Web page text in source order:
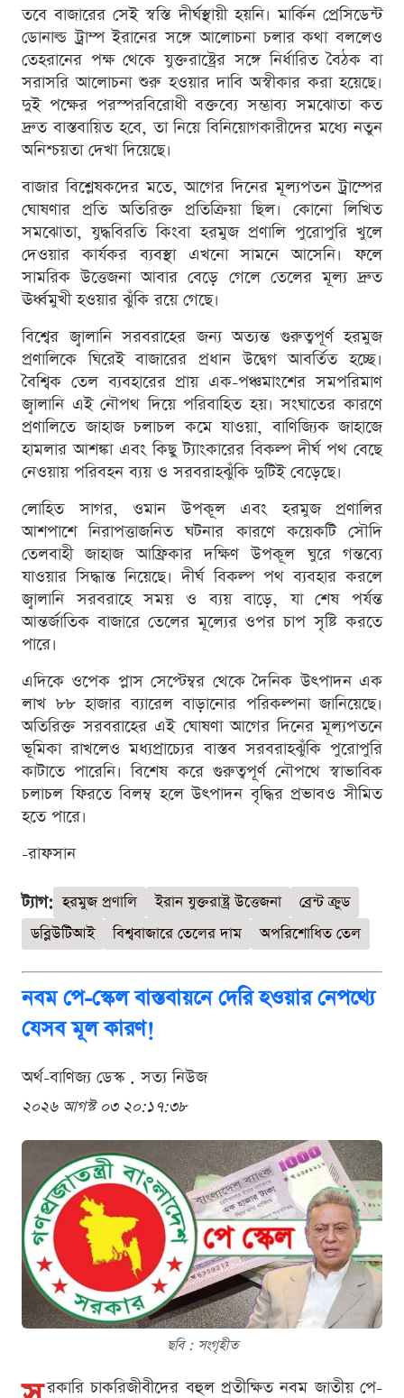
তবে বাজারের সেই স্বস্তি দীর্ঘস্থায়ী হয়নি। মার্কিন প্রেসিডেন্ট
ডোনাল্ড ট্রাম্প ইরানের সঙ্গে আলোচনা চলার কথা বললেও
তেহরানের পক্ষ থেকে যুক্তরাষ্ট্রের সঙ্গে নির্ধারিত বৈঠক বা
সরাসরি আলোচনা শুরু হওয়ার দাবি অস্বীকার করা হয়েছে।
দুই পক্ষের পরস্পরবিরোধী বক্তব্যে সম্ভাব্য সমঝোতা কত
দ্রুত বাস্তবায়িত হবে, তা নিয়ে বিনিয়োগকারীদের মধ্যে নতুন
অনিশ্চয়তা দেখা দিয়েছে।
বাজার বিশ্লেষকদের মতে, আগের দিনের মূল্যপতন ট্রাম্পের
ঘোষণার প্রতি অতিরিক্ত প্রতিক্রিয়া ছিল। কোনো লিখিত
সমঝোতা, যুদ্ধবিরতি কিংবা হরমুজ প্রণালি পুরোপুরি খুলে
দেওয়ার কার্যকর ব্যবস্থা এখনো সামনে আসেনি। ফলে
সামরিক উত্তেজনা আবার বেড়ে গেলে তেলের মূল্য দ্রুত
ঊর্ধ্বমুখী হওয়ার ঝুঁকি রয়ে গেছে।
বিশ্বের জ্বালানি সরবরাহের জন্য অত্যন্ত গুরুত্বপূর্ণ হরমুজ
প্রণালিকে ঘিরেই বাজারের প্রধান উদ্বেগ আবর্তিত হচ্ছে।
বৈশ্বিক তেল ব্যবহারের প্রায় এক-পঞ্চমাংশের সমপরিমাণ
জ্বালানি এই নৌপথ দিয়ে পরিবাহিত হয়। সংঘাতের কারণে
প্রণালিতে জাহাজ চলাচল কমে যাওয়া, বাণিজ্যিক জাহাজে
হামলার আশঙ্কা এবং কিছু ট্যাংকারের বিকল্প দীর্ঘ পথ বেছে
নেওয়ায় পরিবহন ব্যয় ও সরবরাহঝুঁকি দুটিই বেড়েছে।
লোহিত সাগর, ওমান উপকূল এবং হরমুজ প্রণালির
আশপাশে নিরাপত্তাজনিত ঘটনার কারণে কয়েকটি সৌদি
তেলবাহী জাহাজ আফ্রিকার দক্ষিণ উপকূল ঘুরে গন্তব্যে
যাওয়ার সিদ্ধান্ত নিয়েছে। দীর্ঘ বিকল্প পথ ব্যবহার করলে
জ্বালানি সরবরাহে সময় ও ব্যয় বাড়ে, যা শেষ পর্যন্ত
আন্তর্জাতিক বাজারে তেলের মূল্যের ওপর চাপ সৃষ্টি করতে
পারে।
এদিকে ওপেক প্লাস সেপ্টেম্বর থেকে দৈনিক উৎপাদন এক
লাখ ৮৮ হাজার ব্যারেল বাড়ানোর পরিকল্পনা জানিয়েছে।
অতিরিক্ত সরবরাহের এই ঘোষণা আগের দিনের মূল্যপতনে
ভূমিকা রাখলেও মধ্যপ্রাচ্যের বাস্তব সরবরাহঝুঁকি পুরোপুরি
কাটাতে পারেনি। বিশেষ করে গুরুত্বপূর্ণ নৌপথে স্বাভাবিক
চলাচল ফিরতে বিলম্ব হলে উৎপাদন বৃদ্ধির প্রভাবও সীমিত
হতে পারে।
-রাফসান
ট্যাগ: হরমুজ প্রণালি ইরান যুক্তরাষ্ট্র উত্তেজনা
ব্রেন্ট ক্রুড
ডব্লিউটিআই
বিশ্ববাজারে তেলের দাম অপরিশোধিত তেল
নবম পে-স্কেল বাস্তবায়নে দেরি হওয়ার নেপথ্যে
যেসব মূল কারণ!
অর্থ-বাণিজ্য ডেস্ক . সত্য নিউজ
২০২৬ আগস্ট ০৩ ২০:১৭:৩৮
ছবি : সংগৃহীত
রকারি চাকরিজীবীদের বহুল প্রতীক্ষিত নবম জাতীয় পে-